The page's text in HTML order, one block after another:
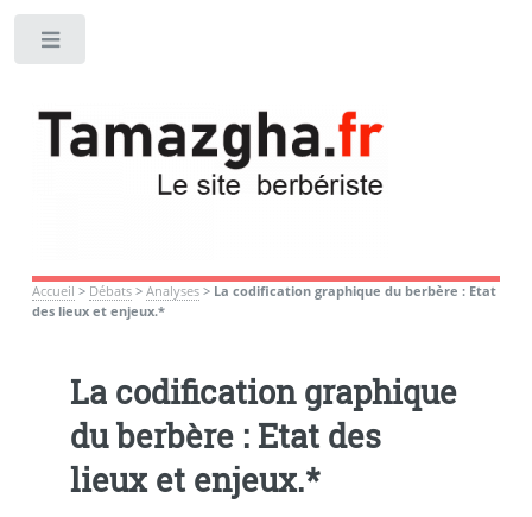
Accueil > Débats> Analyses> La codification graphique du berbère : Etat
des lieux et enjeux.*
La codification graphique
du berbère : Etat des
lieux et enjeux.*